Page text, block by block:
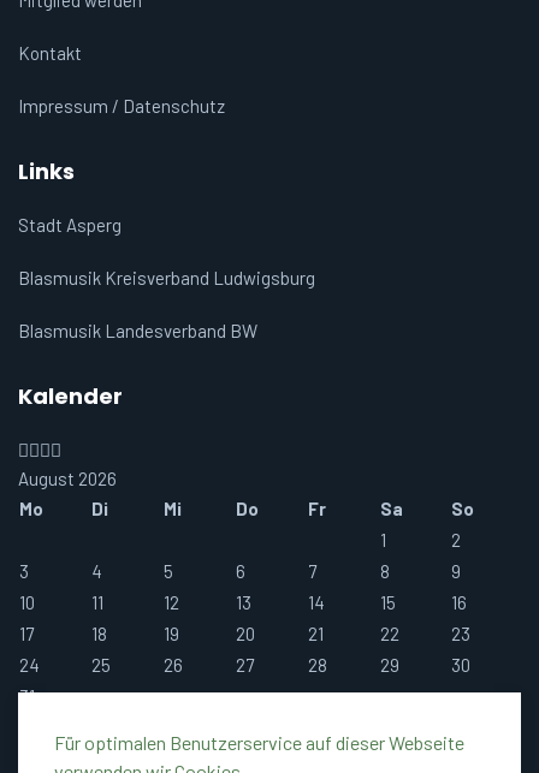
Für optimalen Benutzerservice auf dieser Webseite
Kontakt
Impressum / Datenschutz
Links
Stadt Asperg
Blasmusik Kreisverband Ludwigsburg
Blasmusik Landesverband BW
Kalender
August 2026
Mo
Di Mi Do Fr Sa
So
1
2
3
4 5 6 7 8
9
10
11 12 13 14 15
16
17
18 19 20 21 22
23
24
25 26 27 28 29
30
31